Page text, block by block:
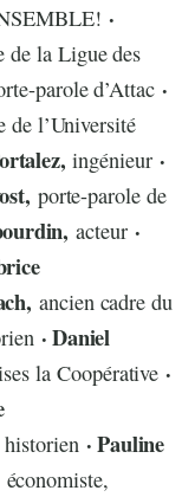
·
de la Ligue des
parole d’Attac·
de l’Université
ingénieur ·
porte-parole de
acteur ·
ancien cadre du
· Daniel
la Coopérative·
historien · Pauline
économiste,